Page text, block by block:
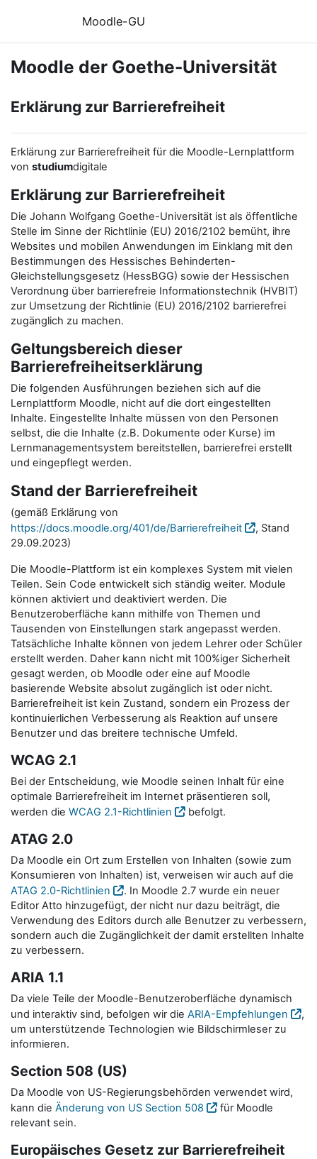
Moodle-GU
Moodle der Goethe-Universität
Erklärung zur Barrierefreiheit
Erklärung zur Barrierefreiheit für die Moodle-Lernplattform
von studiumdigitale
Erklärung zur Barrierefreiheit
Die Johann Wolfgang Goethe-Universität ist als öffentliche
Stelle im Sinne der Richtlinie (EU) 2016/2102 bemüht, ihre
Websites und mobilen Anwendungen im Einklang mit den
Bestimmungen des Hessisches Behinderten-
Gleichstellungsgesetz (HessBGG) sowie der Hessischen
Verordnung über barrierefreie Informationstechnik (HVBIT)
zur Umsetzung der Richtlinie (EU) 2016/2102 barrierefrei
zugänglich zu machen.
Geltungsbereich dieser
Barrierefreiheitserklärung
Die folgenden Ausführungen beziehen sich auf die
Lernplattform Moodle, nicht auf die dort eingestellten
Inhalte. Eingestellte Inhalte müssen von den Personen
selbst, die die Inhalte (z.B. Dokumente oder Kurse) im
Lernmanagementsystem bereitstellen, barrierefrei erstellt
und eingepflegt werden.
Stand der Barrierefreiheit
(gemäß Erklärung von
https://docs.moodle.org/401/de/Barrierefreiheit
, Stand
29.09.2023)
Die Moodle-Plattform ist ein komplexes System mit vielen
Teilen. Sein Code entwickelt sich ständig weiter. Module
können aktiviert und deaktiviert werden. Die
Benutzeroberfläche kann mithilfe von Themen und
Tausenden von Einstellungen stark angepasst werden.
Tatsächliche Inhalte können von jedem Lehrer oder Schüler
erstellt werden. Daher kann nicht mit 100%iger Sicherheit
gesagt werden, ob Moodle oder eine auf Moodle
basierende Website absolut zugänglich ist oder nicht.
Barrierefreiheit ist kein Zustand, sondern ein Prozess der
kontinuierlichen Verbesserung als Reaktion auf unsere
Benutzer und das breitere technische Umfeld.
WCAG 2.1
Bei der Entscheidung, wie Moodle seinen Inhalt für eine
optimale Barrierefreiheit im Internet präsentieren soll,
werden die WCAG 2.1-Richtlinien befolgt.
ATAG 2.0
Da Moodle ein Ort zum Erstellen von Inhalten (sowie zum
Konsumieren von Inhalten) ist, verweisen wir auch auf die
ATAG 2.0-Richtlinien
. In Moodle 2.7 wurde ein neuer
Editor Atto hinzugefügt, der nicht nur dazu beiträgt, die
Verwendung des Editors durch alle Benutzer zu verbessern,
sondern auch die Zugänglichkeit der damit erstellten Inhalte
zu verbessern.
ARIA 1.1
Da viele Teile der Moodle-Benutzeroberfläche dynamisch
und interaktiv sind, befolgen wir die ARIA-Empfehlungen
,
um unterstützende Technologien wie Bildschirmleser zu
informieren.
Section 508 (US)
Da Moodle von US-Regierungsbehörden verwendet wird,
kann die Änderung von US Section 508
für Moodle
relevant sein.
Europäisches Gesetz zur Barrierefreiheit